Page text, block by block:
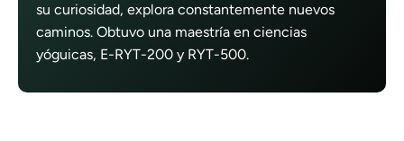
su curiosidad, explora constantemente nuevos
caminos. Obtuvo una maestría en ciencias
yóguicas, E-RYT-200 y RYT-500.